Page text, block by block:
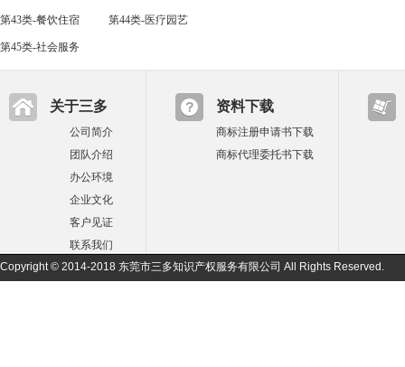
第43类-餐饮住宿 第44类-医疗园艺
第45类-社会服务
关于三多
公司简介
团队介绍
办公环境
企业文化
客户见证
联系我们
资料下载
商标注册申请书下载
商标代理委托书下载
Copyright © 2014-2018 东莞市三多知识产权服务有限公司 All Rights Reserved.